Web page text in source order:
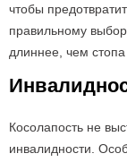
чтобы
правильному
длиннее, чем
Косолапость не
инвалидности.